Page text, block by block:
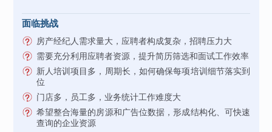
面临挑战
房产经纪人需求量大，应聘者构成复杂，招聘压力大
需要充分利用应聘者资源，提升简历筛选和面试工作效率
新人培训项目多，周期长，如何确保每项培训细节落实到
位
门店多，员工多，业务统计工作难度大
希望整合海量的房源和广告位数据，形成结构化、可快速
查询的企业资源